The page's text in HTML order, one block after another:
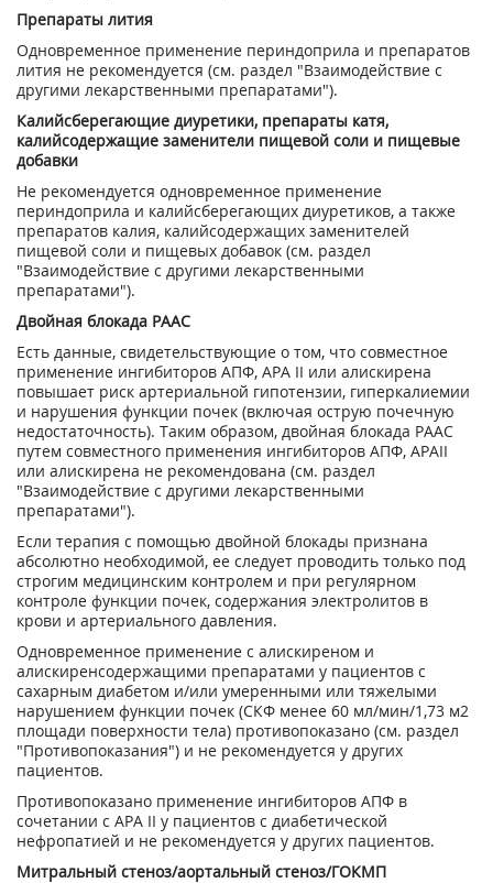
Препараты лития
Одновременное применение периндоприла и препаратов
лития не рекомендуется (см. раздел "Взаимодействие с
другими лекарственными препаратами").
Калийсберегающие диуретики, препараты катя,
калийсодержащие заменители пищевой соли и пищевые
добавки
Не рекомендуется одновременное применение
периндоприла и калийсберегающих диуретиков, а также
препаратов калия, калийсодержащих заменителей
пищевой соли и пищевых добавок (см. раздел
"Взаимодействие с другими лекарственными
препаратами").
Двойная блокада РААС
Есть данные, свидетельствующие о том, что совместное
применение ингибиторов АПФ, АРА II или алискирена
повышает риск артериальной гипотензии, гиперкалиемии
и нарушения функции почек (включая острую почечную
недостаточность). Таким образом, двойная блокада РААС
путем совместного применения ингибиторов АПФ, АРАII
или алискирена не рекомендована (см. раздел
"Взаимодействие с другими лекарственными
препаратами").
Если терапия с помощью двойной блокады признана
абсолютно необходимой, ее следует проводить только под
строгим медицинским контролем и при регулярном
контроле функции почек, содержания электролитов в
крови и артериального давления.
Одновременное применение с алискиреном и
алискиренсодержащими препаратами у пациентов с
сахарным диабетом и/или умеренными или тяжелыми
нарушением функции почек (СКФ менее 60 мл/мин/1,73 м2
площади поверхности тела) противопоказано (см. раздел
"Противопоказания") и не рекомендуется у других
пациентов.
Противопоказано применение ингибиторов АПФ в
сочетании с АРА II у пациентов с диабетической
нефропатией и не рекомендуется у других пациентов.
Митральный стеноз/аортальный стеноз/ГОКМП